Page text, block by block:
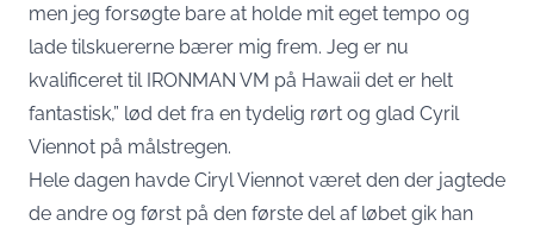
men jeg forsøgte bare at holde mit eget tempo og
lade tilskuererne bærer mig frem. Jeg er nu
kvalificeret til IRONMAN VM på Hawaii det er helt
fantastisk,” lød det fra en tydelig rørt og glad Cyril
Viennot på målstregen.
Hele dagen havde Ciryl Viennot været den der jagtede
de andre og først på den første del af løbet gik han